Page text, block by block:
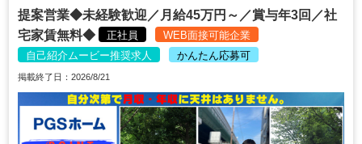
提案営業◆未経験歓迎／月給45万円～／賞与年3回／社
宅家賃無料◆
正社員
WEB面接可能企業
自己紹介ムービー推奨求人
かんたん応募可
掲載終了日：2026/8/21